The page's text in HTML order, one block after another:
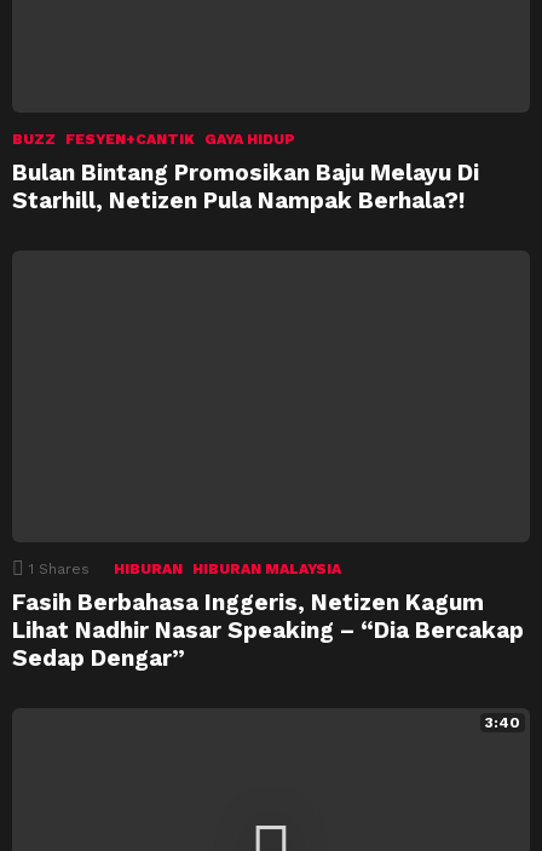
BUZZ FESYEN+CANTIK GAYA HIDUP
Bulan Bintang Promosikan Baju Melayu Di
Starhill, Netizen Pula Nampak Berhala?!
1 Shares HIBURAN HIBURAN MALAYSIA
Fasih Berbahasa Inggeris, Netizen Kagum
Lihat Nadhir Nasar Speaking – “Dia Bercakap
Sedap Dengar”
3:40